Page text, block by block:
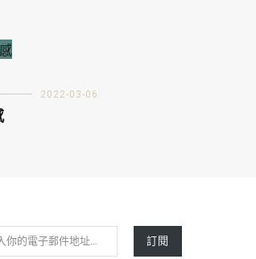
2022-03-06
訂閱